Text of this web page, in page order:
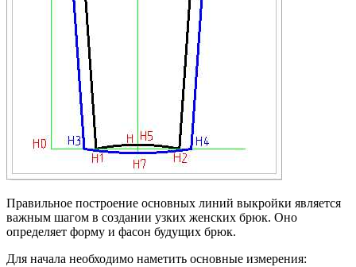
Правильное построение основных линий выкройки является
важным шагом в создании узких женских брюк. Оно
определяет форму и фасон будущих брюк.
Для начала необходимо наметить основные измерения: